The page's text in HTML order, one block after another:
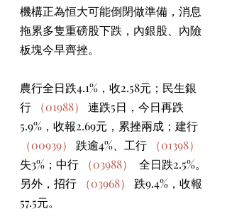
機構正為恒大可能倒閉做準備，消息
拖累多隻重磅股下跌，內銀股、內險
板塊今早齊挫。
農行全日跌4.1%，收2.58元；民生銀
行
（01988）
連跌5日，今日再跌
5.9%，收報2.69元，累挫兩成；建行
（00939）
跌逾4%、工行
（01398）
失3%；中行
（03988）
  全日跌2.5%。
另外，招行
（03968）
跌9.4%，收報
57.5元。